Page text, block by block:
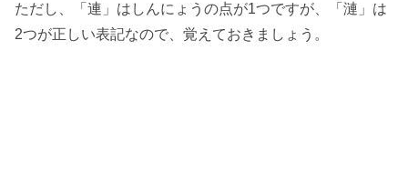
ただし、「連」はしんにょうの点が1つですが、「漣」は
2つが正しい表記なので、覚えておきましょう。